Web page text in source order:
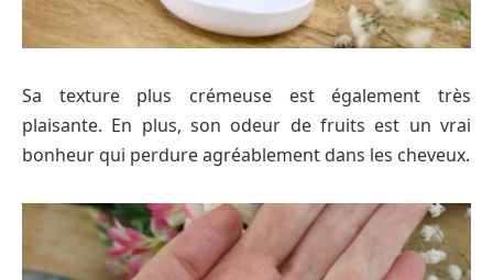
Sa texture plus crémeuse est également très
plaisante. En plus, son odeur de fruits est un vrai
bonheur qui perdure agréablement dans les cheveux.